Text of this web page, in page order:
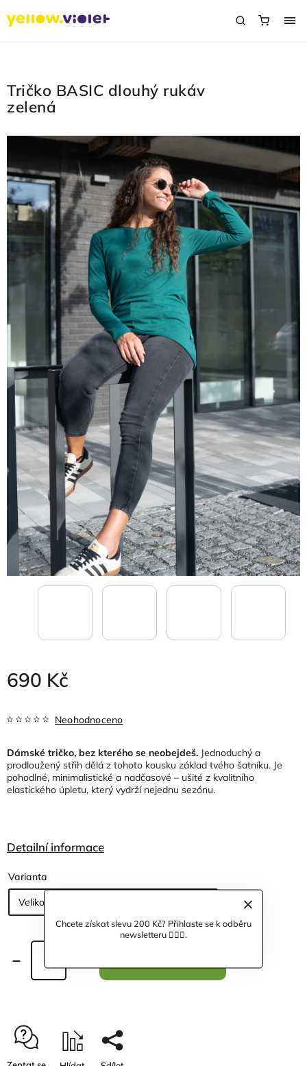
Chcete získat slevu 200 Kč? Přihlaste se k odběru
newsletteru 🙋🏼‍♀️.
Tričko BASIC dlouhý rukáv
zelená
690 Kč
Neohodnoceno
Dámské tričko, bez kterého se neobejdeš. Jednoduchý a
prodloužený střih dělá z tohoto kousku základ tvého šatníku. Je
pohodlné, minimalistické a nadčasové – ušité z kvalitního
elastického úpletu, který vydrží nejednu sezónu.
Detailní informace
Varianta